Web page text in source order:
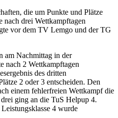
die um Punkte und Plätze
nach drei Wettkampftagen
vor dem TV Lemgo und der TG
am Nachmittag in der
nach 2 Wettkampftagen
des dritten
2 oder 3 entscheiden. Den
einem fehlerfreien Wettkampf die
ging an die TuS Helpup 4.
4 wurde